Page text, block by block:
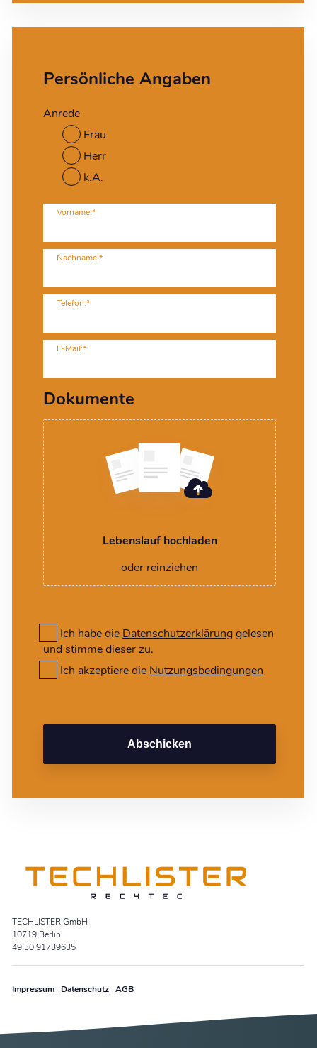
Persönliche Angaben
Anrede
Frau
Herr
k.A.
Vorname:*
Nachname:*
Telefon:*
E-Mail:*
Dokumente
Lebenslauf hochladen
oder reinziehen
Ich habe die Datenschutzerklärunggelesen
und stimme dieser zu.
Ich akzeptiere die Nutzungsbedingungen
Abschicken
TECHLISTER GmbH
10719 Berlin
49 30 91739635
Impressum Datenschutz AGB